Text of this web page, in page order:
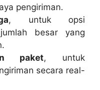
pengiriman.
, untuk opsi
besar yang
paket, untuk
secara real-